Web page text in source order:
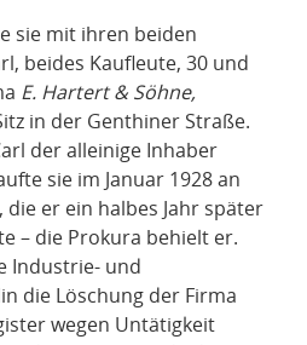
sie mit ihren beiden
beides Kaufleute, 30 und
E. Hartert & Söhne,
in der Genthiner Straße.
der alleinige Inhaber
sie im Januar 1928 an
er ein halbes Jahr später
– die Prokura behielt er.
Industrie- und
die Löschung der Firma
wegen Untätigkeit